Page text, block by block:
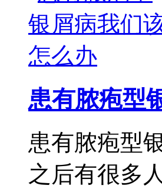
患有脓疱型
患有脓疱型
之后有很多